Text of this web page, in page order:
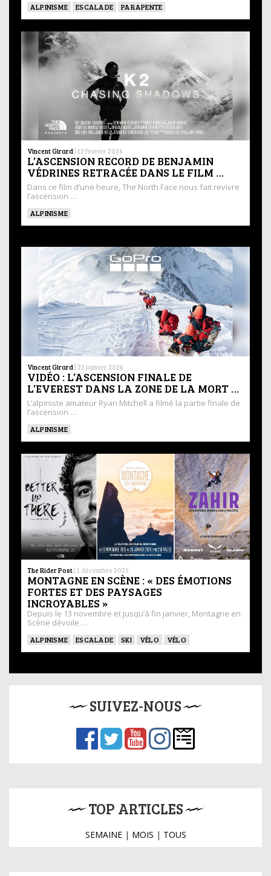
ALPINISME ESCALADE PARAPENTE
Vincent Girard | 12 février 2026
L’ASCENSION RECORD DE BENJAMIN
VÉDRINES RETRACÉE DANS LE FILM …
Dans ce film d’une heure, The North Face nous fait revivre
l’ascension …
ALPINISME
Vincent Girard | 22 janvier 2026
VIDÉO : L’ASCENSION FINALE DE
L’EVEREST DANS LA ZONE DE LA MORT …
L’alpiniste amateur Ryan Mitchell a filmé la partie finale de
l’ascension …
ALPINISME
The Rider Post | 1 décembre 2025
MONTAGNE EN SCÈNE : « DES ÉMOTIONS
FORTES ET DES PAYSAGES
INCROYABLES »
Depuis le 13 novembre et jusqu’à fin janvier, Montagne en
Scène dévoile …
ALPINISME ESCALADE SKI VÉLO VÉLO
SUIVEZ-NOUS
TOP ARTICLES
SEMAINE| MOIS | TOUS